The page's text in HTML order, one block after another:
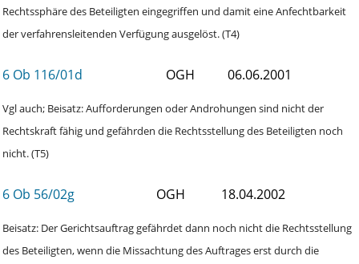
Rechtssphäre des Beteiligten eingegriffen und damit eine Anfechtbarkeit
der verfahrensleitenden Verfügung ausgelöst. (T4)
6 Ob 116/01d OGH 06.06.2001
Vgl auch; Beisatz: Aufforderungen oder Androhungen sind nicht der
Rechtskraft fähig und gefährden die Rechtsstellung des Beteiligten noch
nicht. (T5)
6 Ob 56/02g OGH 18.04.2002
Beisatz: Der Gerichtsauftrag gefährdet dann noch nicht die Rechtsstellung
des Beteiligten, wenn die Missachtung des Auftrages erst durch die